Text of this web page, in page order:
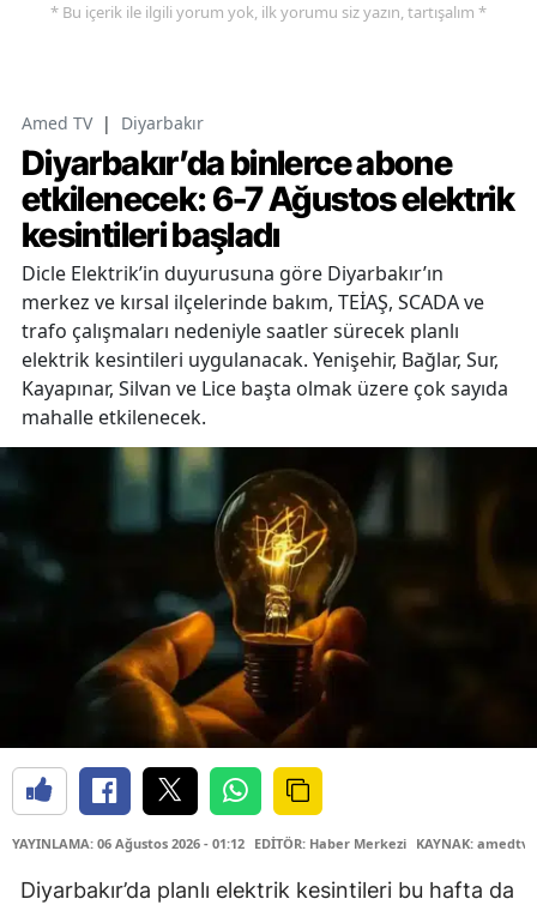
* Bu içerik ile ilgili yorum yok, ilk yorumu siz yazın, tartışalım *
Amed TV | Diyarbakır
Diyarbakır’da binlerce abone
etkilenecek: 6-7 Ağustos elektrik
kesintileri başladı
Dicle Elektrik’in duyurusuna göre Diyarbakır’ın
merkez ve kırsal ilçelerinde bakım, TEİAŞ, SCADA ve
trafo çalışmaları nedeniyle saatler sürecek planlı
elektrik kesintileri uygulanacak. Yenişehir, Bağlar, Sur,
Kayapınar, Silvan ve Lice başta olmak üzere çok sayıda
mahalle etkilenecek.
YAYINLAMA: 06 Ağustos 2026 - 01:12 EDİTÖR: Haber Merkezi KAYNAK:
Diyarbakır’da planlı elektrik kesintileri bu hafta da